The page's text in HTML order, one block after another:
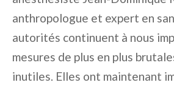
anthropologue et expert en
autorités continuent à nous
mesures de plus en plus
inutiles. Elles ont maintenant